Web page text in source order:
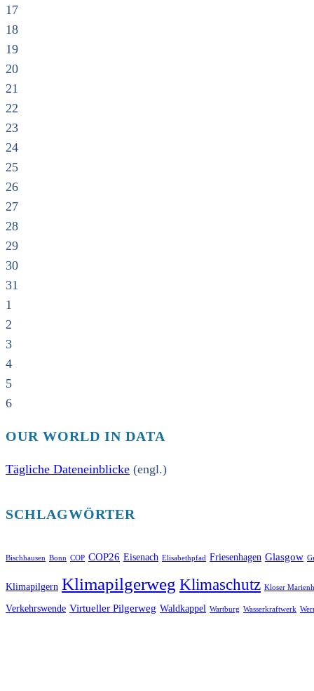
17
18
19
20
21
22
23
24
25
26
27
28
29
30
31
1
2
3
4
5
6
OUR WORLD IN DATA
Tägliche Dateneinblicke (engl.)
SCHLAGWÖRTER
Bischhausen Bonn COP COP26 Eisenach Elisabethpfad Friesenhagen Glasgow
Klimapilgern Klimapilgerweg Klimaschutz Kloser
Verkehrswende Virtueller Pilgerweg Waldkappel Wartburg Wasserkraftwerk